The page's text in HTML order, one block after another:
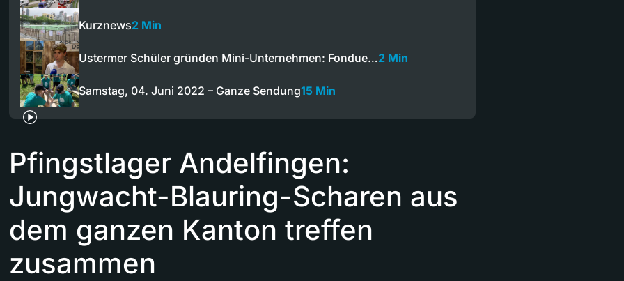
Kurznews2 Min
Ustermer Schüler gründen Mini-Unternehmen: Fondue…2 Min
Samstag, 04. Juni 2022 – Ganze Sendung15 Min
Pfingstlager Andelfingen:
Jungwacht-Blauring-Scharen aus
dem ganzen Kanton treffen
zusammen